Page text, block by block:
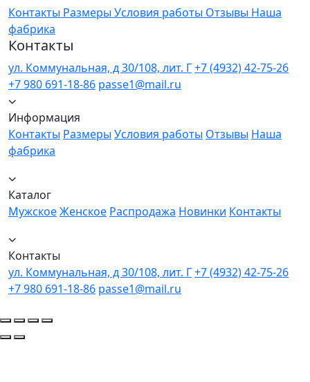
Контакты Размеры Условия работы Отзывы Наша
фабрика
Контакты
ул. Коммунальная, д 30/108, лит. Г+7 (4932) 42-75-26
+7 980 691-18-86 passe1@mail.ru
Информация
Контакты Размеры Условия работы Отзывы Наша
фабрика
Каталог
МужскоеЖенское Распродажа Новинки Контакты
Контакты
ул. Коммунальная, д 30/108, лит. Г+7 (4932) 42-75-26
+7 980 691-18-86 passe1@mail.ru